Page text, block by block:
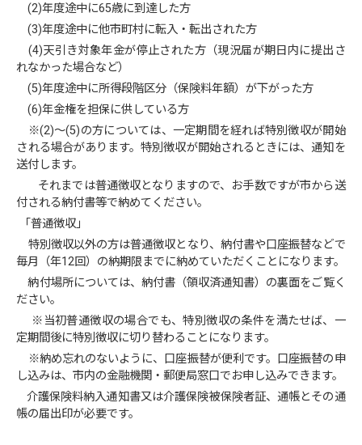
(2)年度途中に65歳に到達した方
(3)年度途中に他市町村に転入・転出された方
(4)天引き対象年金が停止された方（現況届が期日内に提出さ
れなかった場合など）
(5)年度途中に所得段階区分（保険料年額）が下がった方
(6)年金権を担保に供している方
※(2)～(5)の方については、一定期間を経れば特別徴収が開始
される場合があります。特別徴収が開始されるときには、通知を
送付します。
それまでは普通徴収となりますので、お手数ですが市から送
付される納付書等で納めてください。
「普通徴収」
特別徴収以外の方は普通徴収となり、納付書や口座振替などで
毎月（年12回）の納期限までに納めていただくことになります。
納付場所については、納付書（領収済通知書）の裏面をご覧く
ださい。
※当初普通徴収の場合でも、特別徴収の条件を満たせば、一
定期間後に特別徴収に切り替わることになります。
※納め忘れのないように、口座振替が便利です。口座振替の申
し込みは、市内の金融機関・郵便局窓口でお申し込みできます。
介護保険料納入通知書又は介護保険被保険者証、通帳とその通
帳の届出印が必要です。